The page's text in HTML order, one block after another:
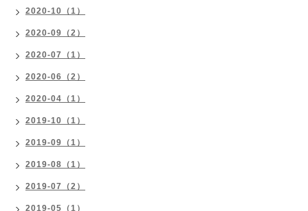
2020-10（1）
2020-09（2）
2020-07（1）
2020-06（2）
2020-04（1）
2019-10（1）
2019-09（1）
2019-08（1）
2019-07（2）
2019-05（1）